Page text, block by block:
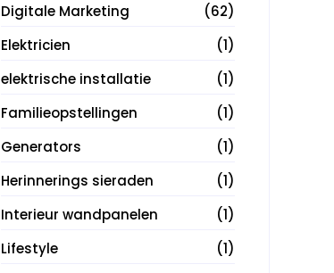
Digitale Marketing
(62)
Elektricien
(1)
elektrische installatie
(1)
Familieopstellingen
(1)
Generators
(1)
Herinnerings sieraden
(1)
Interieur wandpanelen
(1)
Lifestyle
(1)